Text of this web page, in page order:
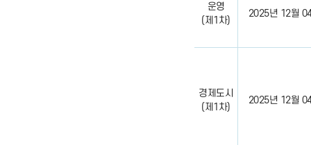
운영
(제1차)
2025년 12월
경제도시
(제1차)
2025년 12월